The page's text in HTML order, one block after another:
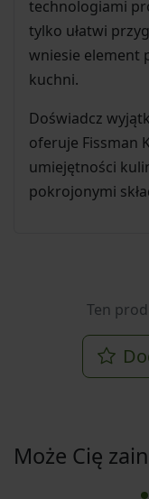
technologiami
tylko ułatwi
wniesie element
kuchni.
Doświadcz
oferuje Fissman
umiejętności
pokrojonymi
Ten
Może Cię